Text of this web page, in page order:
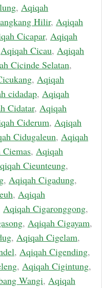
, Aqiqah
Hilir, Aqiqah
Cicapar, Aqiqah
Aqiqah Cicau, Aqiqah
Cicinde Selatan,
, Aqiqah
cidadap, Aqiqah
Cidatar, Aqiqah
Ciderum, Aqiqah
Cidugaleun, Aqiqah
, Aqiqah
Cieunteung,
, Aqiqah Cigadung,
, Aqiqah
Aqiqah Cigaronggong,
, Aqiqah Cigayam,
, Aqiqah Cigelam,
, Aqiqah Cigending,
, Aqiqah Cigintung,
Wangi, Aqiqah